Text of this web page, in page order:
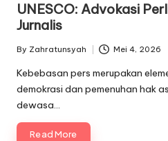
UNESCO: Advokasi
Jurnalis
Posted
by
By Zahratunsyah Mei 4, 2026
Kebebasan pers merupakan
demokrasi dan pemenuhan hak
dewasa…
Read More